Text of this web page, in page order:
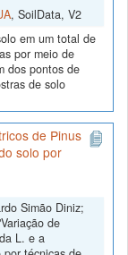
, SoilData, V2
em um total de
por meio de
dos pontos de
de solo
de Pinus
solo por
Simão Diniz;
de
L. e a